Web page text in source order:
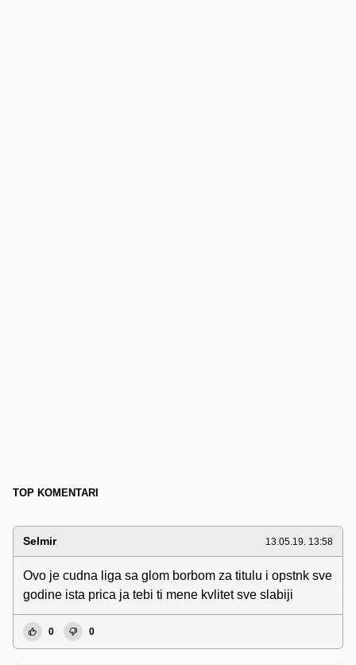
TOP KOMENTARI
Selmir 13.05.19. 13:58
Ovo je cudna liga sa glom borbom za titulu i opstnk sve
godine ista prica ja tebi ti mene kvlitet sve slabiji
0 0